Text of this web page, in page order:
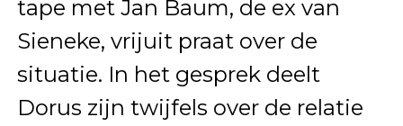
tape met Jan Baum, de ex van
Sieneke, vrijuit praat over de
situatie. In het gesprek deelt
Dorus zijn twijfels over de relatie